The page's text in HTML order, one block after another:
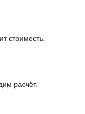
стоимость.
расчёт.